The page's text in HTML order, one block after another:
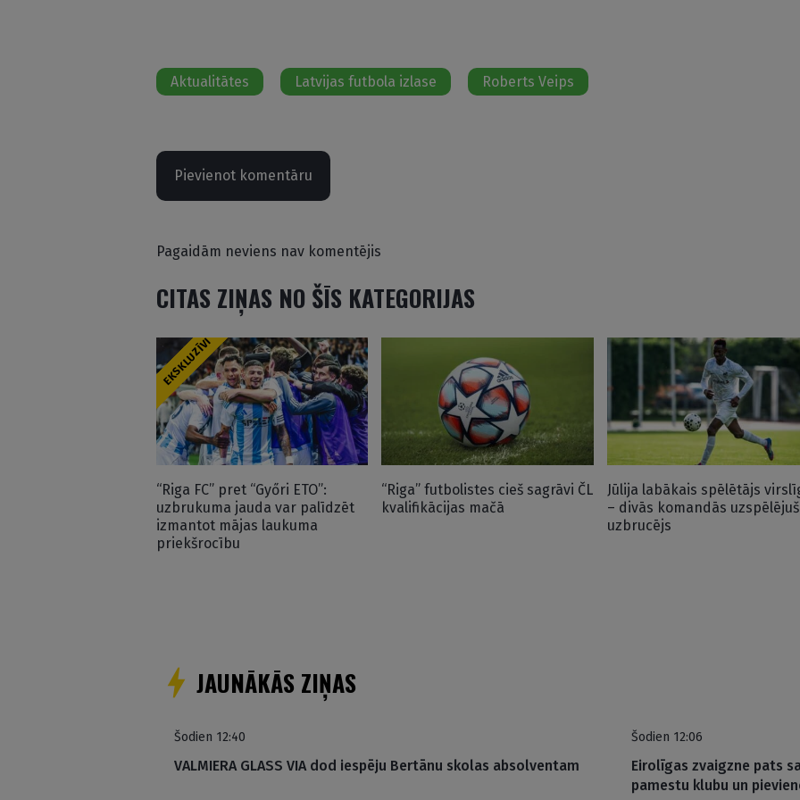
Aktualitātes Latvijas futbola izlase Roberts Veips
Pievienot komentāru
Pagaidām neviens nav komentējis
CITAS ZIŅAS NO ŠĪS KATEGORIJAS
EKSKLUZĪVI
“Riga FC” pret “Győri ETO”:
uzbrukuma jauda var palīdzēt
izmantot mājas laukuma
priekšrocību
“Riga” futbolistes cieš sagrāvi ČL
kvalifikācijas mačā
Jūlija labākais spēlētājs
– divās komandās
uzbrucējs
JAUNĀKĀS ZIŅAS
Šodien 12:40
VALMIERA GLASS VIA dod iespēju Bertānu skolas absolventam
Šodien 12:06
Eirolīgas zvaigzne pats
pamestu klubu un